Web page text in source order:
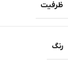
ظرفیت
رنگ